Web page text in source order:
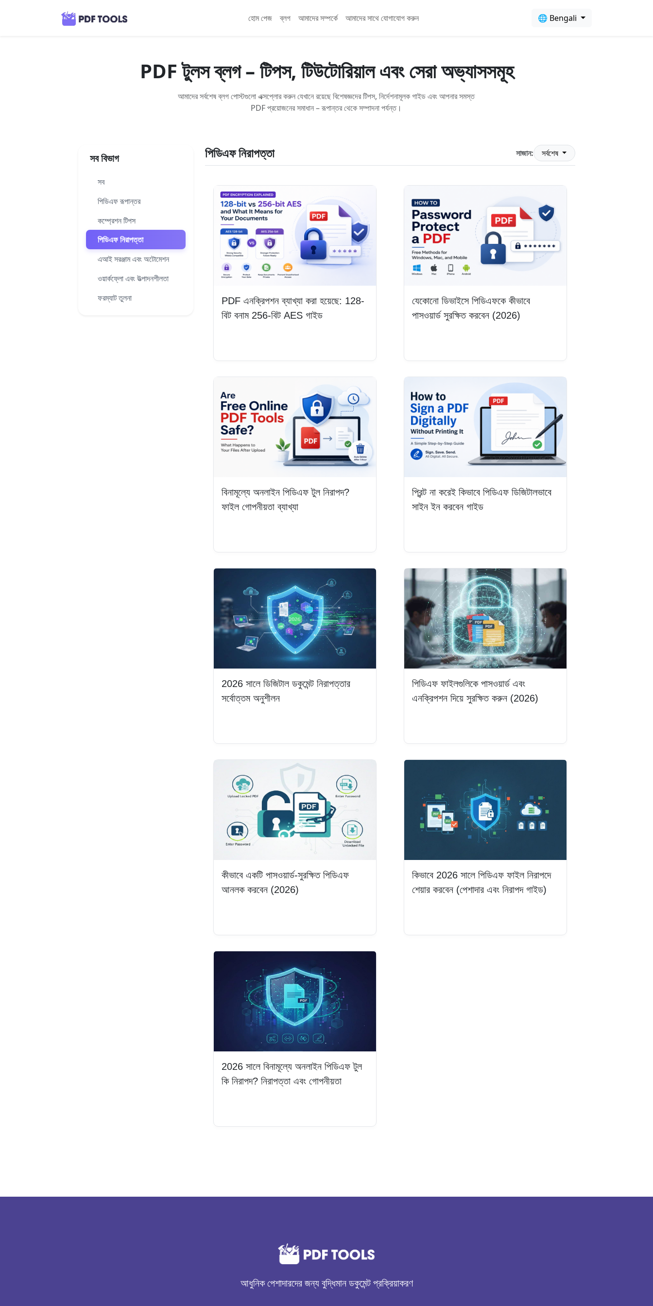
হোম পেজ ব্লগ আমাদের সম্পর্কে আমাদের সাথে যোগাযোগ করুন 🌐 Bengali
PDF টুলস ব্লগ – টিপস, টিউটোরিয়াল এবং সেরা অভ্যাসসমূহ
আমাদের সর্বশেষ ব্লগ পোস্টগুলো এক্সপ্লোর করুন যেখানে রয়েছে বিশেষজ্ঞদের টিপস, নির্দেশনামূলক গাইড এবং আপনার সমস্ত
PDF প্রয়োজনের সমাধান – রূপান্তর থেকে সম্পাদনা পর্যন্ত।
সব বিভাগ
সব
পিডিএফ রূপান্তর
কম্প্রেশন টিপস
পিডিএফ নিরাপত্তা
এআই সরঞ্জাম এবং অটোমেশন
ওয়ার্কফ্লো এবং উত্পাদনশীলতা
ফরম্যাট তুলনা
পিডিএফ নিরাপত্তা সাজান: সর্বশেষ
PDF এনক্রিপশন ব্যাখ্যা করা হয়েছে: 128-
বিট বনাম 256-বিট AES গাইড
যেকোনো ডিভাইসে পিডিএফকে কীভাবে
পাসওয়ার্ড সুরক্ষিত করবেন (2026)
বিনামূল্যে অনলাইন পিডিএফ টুল নিরাপদ?
ফাইল গোপনীয়তা ব্যাখ্যা
প্রিন্ট না করেই কিভাবে পিডিএফ ডিজিটালভাবে
সাইন ইন করবেন গাইড
2026 সালে ডিজিটাল ডকুমেন্ট নিরাপত্তার
সর্বোত্তম অনুশীলন
পিডিএফ ফাইলগুলিকে পাসওয়ার্ড এবং
এনক্রিপশন দিয়ে সুরক্ষিত করুন (2026)
কীভাবে একটি পাসওয়ার্ড-সুরক্ষিত পিডিএফ
আনলক করবেন (2026)
কিভাবে 2026 সালে পিডিএফ ফাইল নিরাপদে
শেয়ার করবেন (পেশাদার এবং নিরাপদ গাইড)
2026 সালে বিনামূল্যে অনলাইন পিডিএফ টুল
কি নিরাপদ? নিরাপত্তা এবং গোপনীয়তা
আধুনিক পেশাদারদের জন্য বুদ্ধিমান ডকুমেন্ট প্রক্রিয়াকরণ